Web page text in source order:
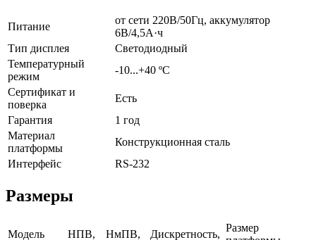
Питание
от сети 220В/50Гц, аккумулятор
6В/4,5А·ч
Тип дисплея
Светодиодный
Температурный
режим
-10...+40 ºС
Сертификат и
поверка
Есть
Гарантия
1 год
Материал
платформы
Конструкционная сталь
Интерфейс
RS-232
Размеры
Модель
НПВ,
НмПВ,
Дискретность,
Размер